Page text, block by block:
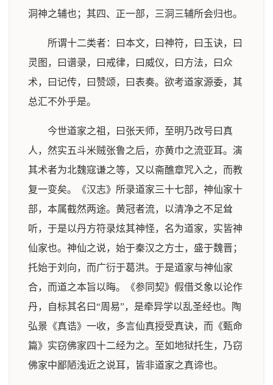
洞神之辅也；其四、正一部，三洞三辅所会归也。
所谓十二类者：曰本文，曰神符，曰玉诀，曰
灵图，曰谱录，曰戒律，曰威仪，曰方法，曰众
术，曰记传，曰赞颂，曰表奏。欲考道家源委，其
总汇不外乎是。
今世道家之祖，曰张天师，至明乃改号曰真
人，然实五斗米贼张鲁之后，亦黄巾之流亚耳。演
其术者为北魏寇谦之等，又以斋醮章咒入之，而教
复一变矣。《汉志》所录道家三十七部，神仙家十
部，本属截然两途。黄冠者流，以清净之不足耸
听，于是以丹方符录炫其神怪，名为道家，实皆神
仙家也。神仙之说，始于秦汉之方士，盛于魏晋；
托始于刘向，而广衍于葛洪。于是道家与神仙家
合，而道之本旨以晦。《参同契》假借爻象以论作
丹，自标其名曰“周易”，是牵异学以乱圣经也。陶
弘景《真诰》一收，多言仙真授受真诀，而《甄命
篇》实窃佛家四十二经为之。至如地狱托生，乃窃
佛家中鄙陋浅近之说耳，皆非道家之真谛也。